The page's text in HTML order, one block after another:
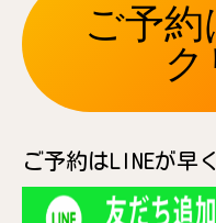
ご予
ク
ご予約はLINEが早